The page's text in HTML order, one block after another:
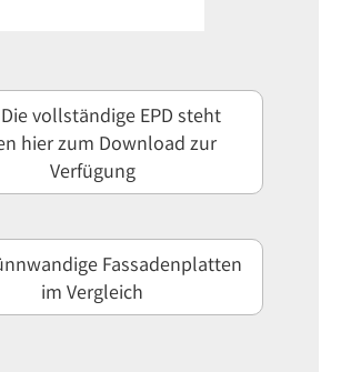
Die vollständige EPD steht
hier zum Download zur
Verfügung
Fassadenplatten
im Vergleich